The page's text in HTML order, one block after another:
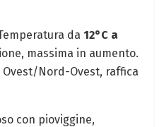
da 12°C a
massima in aumento.
Nord-Ovest, raffica
con pioviggine,